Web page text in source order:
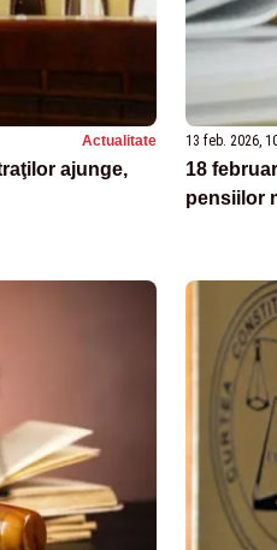
Actualitate
ajunge,
13 feb. 2026,
18
pensiilor